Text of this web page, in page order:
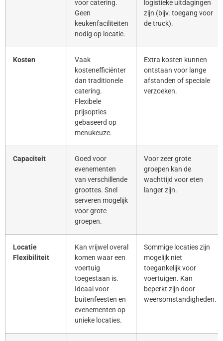
voor catering.
Geen
keukenfaciliteiten
nodig op locatie.
logistieke uitdagingen
zijn (bijv. toegang voor
de truck).
Kosten
Vaak
kostenefficiënter
dan traditionele
catering.
Flexibele
prijsopties
gebaseerd op
menukeuze.
Extra kosten kunnen
ontstaan voor lange
afstanden of speciale
verzoeken.
Capaciteit
Goed voor
evenementen
van verschillende
groottes. Snel
serveren mogelijk
voor grote
groepen.
Voor zeer grote
groepen kan de
wachttijd voor eten
langer zijn.
Locatie
Flexibiliteit
Kan vrijwel overal
komen waar een
voertuig
toegestaan is.
Ideaal voor
buitenfeesten en
evenementen op
unieke locaties.
Sommige locaties zijn
mogelijk niet
toegankelijk voor
voertuigen. Kan
beperkt zijn door
weersomstandigheden.